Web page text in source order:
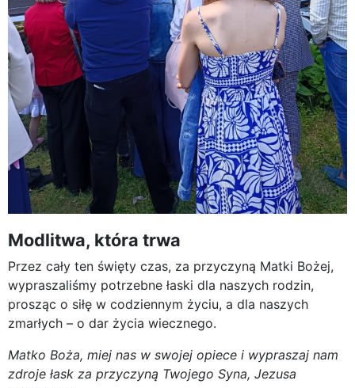
Modlitwa, która trwa
Przez cały ten święty czas, za przyczyną Matki Bożej,
wypraszaliśmy potrzebne łaski dla naszych rodzin,
prosząc o siłę w codziennym życiu, a dla naszych
zmarłych – o dar życia wiecznego.
Matko Boża, miej nas w swojej opiece i wypraszaj nam
zdroje łask za przyczyną Twojego Syna, Jezusa